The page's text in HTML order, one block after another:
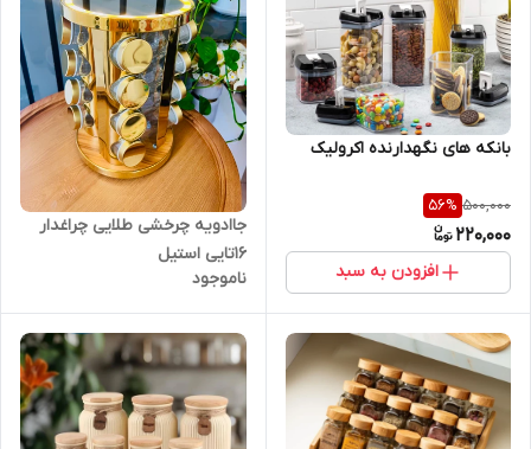
بانکه های نگهدارنده اکرولیک
500,000
56%
220,000
افزودن به سبد
جاادویه چرخشی طلایی چراغدار
۱۶تایی استیل
ناموجود